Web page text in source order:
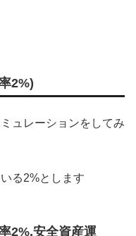
2%)
ュレーションをしてみ
る2%とします
2%,安全資産運